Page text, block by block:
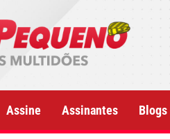
Assine Assinantes Blogs